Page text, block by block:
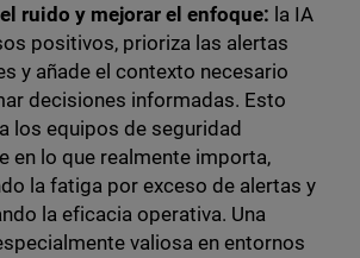
ruido y mejorar el enfoque: la IA
positivos, prioriza las alertas
y añade el contexto necesario
decisiones informadas. Esto
los equipos de seguridad
en lo que realmente importa,
la fatiga por exceso de alertas y
la eficacia operativa. Una
valiosa en entornos